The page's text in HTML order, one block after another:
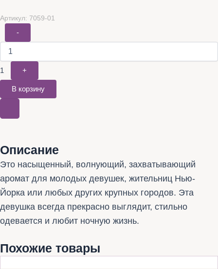
Артикул: 7059-01
-
1 +
В корзину
Описание
Это насыщенный, волнующий, захватывающий
аромат для молодых девушек, жительниц Нью-
Йорка или любых других крупных городов. Эта
девушка всегда прекрасно выглядит, стильно
одевается и любит ночную жизнь.
Похожие товары